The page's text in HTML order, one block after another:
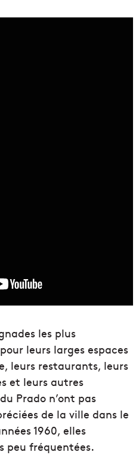
les plus
leurs larges espaces
leurs restaurants, leurs
et leurs autres
Prado n’ont pas
de la ville dans le
1960, elles
peu fréquentées.